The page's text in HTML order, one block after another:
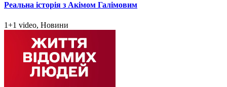
Реальна історія з Акімом Галімовим
1+1 video, Новини